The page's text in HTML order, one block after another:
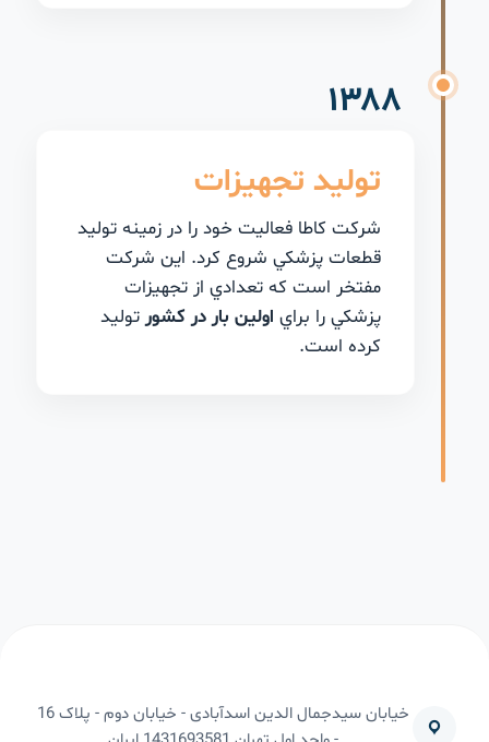
۱۳۸۸
تولید تجهیزات
شركت كاطا فعاليت خود را در زمينه توليد
قطعات پزشكي شروع كرد. اين شركت
مفتخر است که تعدادي از تجهيزات
پزشكي را براياولين بار در كشورتوليد
كرده است.
خیابان سیدجمال الدین اسدآبادی - خیابان دوم - پلاک 16